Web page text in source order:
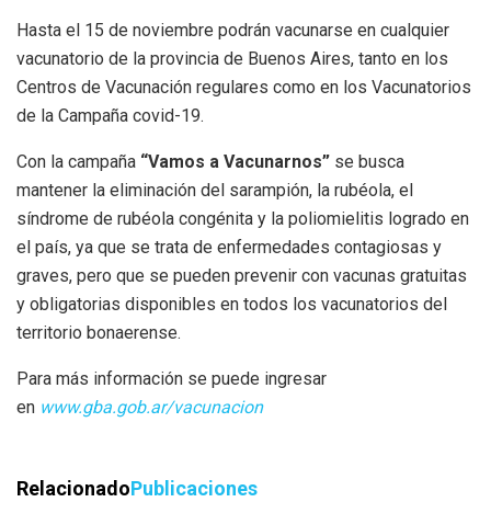
Hasta el 15 de noviembre podrán vacunarse en cualquier
vacunatorio de la provincia de Buenos Aires, tanto en los
Centros de Vacunación regulares como en los Vacunatorios
de la Campaña covid-19.
Con la campaña “Vamos a Vacunarnos” se busca
mantener la eliminación del sarampión, la rubéola, el
síndrome de rubéola congénita y la poliomielitis logrado en
el país, ya que se trata de enfermedades contagiosas y
graves, pero que se pueden prevenir con vacunas gratuitas
y obligatorias disponibles en todos los vacunatorios del
territorio bonaerense.
Para más información se puede ingresar
en www.gba.gob.ar/vacunacion
RelacionadoPublicaciones